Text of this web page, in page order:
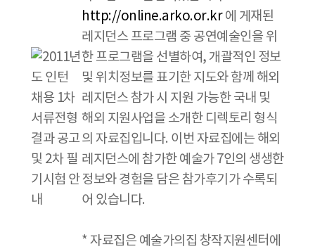
http://online.arko.or.kr에 게재된
레지던스 프로그램 중 공연예술인을 위
한 프로그램을 선별하여, 개괄적인 정보
및 위치정보를 표기한 지도와 함께 해외
레지던스 참가 시 지원 가능한 국내 및
해외 지원사업을 소개한 디렉토리 형식
의 자료집입니다. 이번 자료집에는 해외
레지던스에 참가한 예술가 7인의 생생한
정보와 경험을 담은 참가후기가 수록되
어 있습니다.
* 자료집은 예술가의집 창작지원센터에